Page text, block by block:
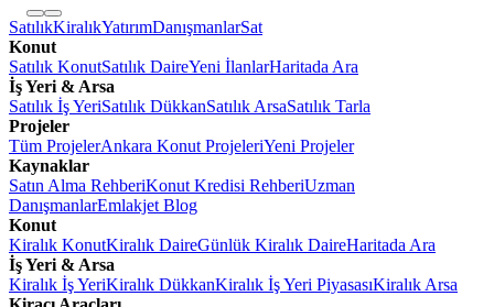
SatılıkKiralıkYatırımDanışmanlarSat
Konut
Satılık KonutSatılık DaireYeni İlanlarHaritada Ara
İş Yeri & Arsa
Satılık İş YeriSatılık DükkanSatılık ArsaSatılık Tarla
Projeler
Tüm ProjelerAnkara Konut ProjeleriYeni Projeler
Kaynaklar
Satın Alma RehberiKonut Kredisi RehberiUzman
DanışmanlarEmlakjet Blog
Konut
Kiralık KonutKiralık DaireGünlük Kiralık DaireHaritada Ara
İş Yeri & Arsa
Kiralık İş YeriKiralık DükkanKiralık İş Yeri PiyasasıKiralık Arsa